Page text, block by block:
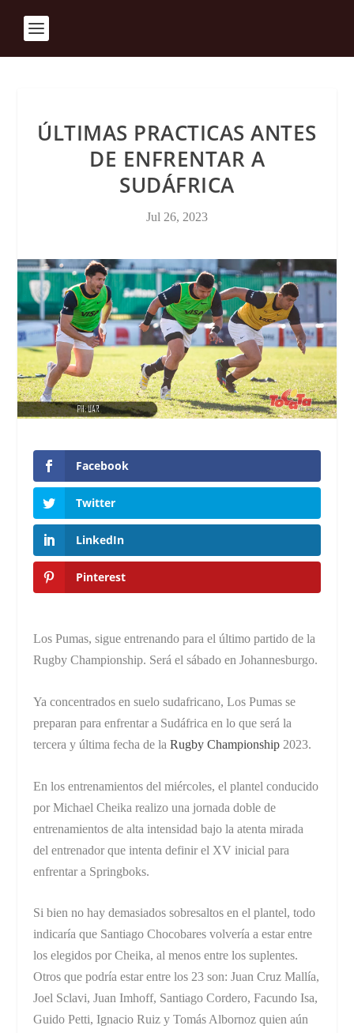
ÚLTIMAS PRACTICAS ANTES
DE ENFRENTAR A
SUDÁFRICA
Jul 26, 2023
Facebook
Twitter
LinkedIn
Pinterest
Los Pumas, sigue entrenando para el último partido de la
Rugby Championship. Será el sábado en Johannesburgo.
Ya concentrados en suelo sudafricano, Los Pumas se
preparan para enfrentar a Sudáfrica en lo que será la
tercera y última fecha de laRugby Championship 2023.
En los entrenamientos del miércoles, el plantel conducido
por Michael Cheika realizo una jornada doble de
entrenamientos de alta intensidad bajo la atenta mirada
del entrenador que intenta definir el XV inicial para
enfrentar a Springboks.
Si bien no hay demasiados sobresaltos en el plantel, todo
indicaría que Santiago Chocobares volvería a estar entre
los elegidos por Cheika, al menos entre los suplentes.
Otros que podría estar entre los 23 son: Juan Cruz Mallía,
Joel Sclavi, Juan Imhoff, Santiago Cordero, Facundo Isa,
Guido Petti, Ignacio Ruiz y Tomás Albornoz quien aún